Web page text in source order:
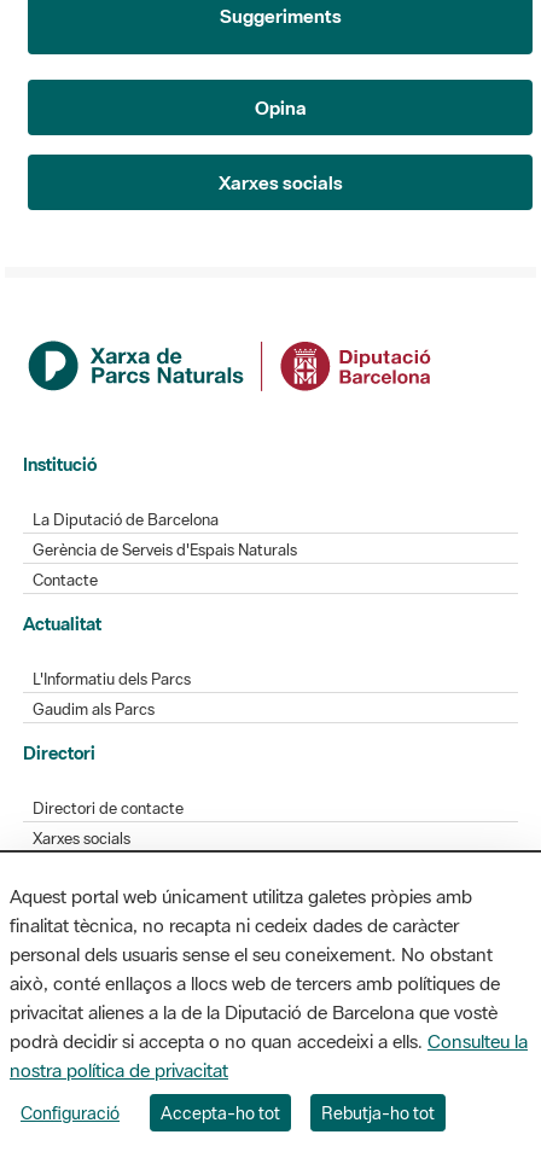
Suggeriments
Opina
Xarxes socials
Institució
La Diputació de Barcelona
Gerència de Serveis d'Espais Naturals
Contacte
Actualitat
L'Informatiu dels Parcs
Gaudim als Parcs
Directori
Directori de contacte
Xarxes socials
Bústia de suggeriments
Opineu sobre els parcs
MAPA WEB AVÍS LEGAL ACCESSIBILITAT
Diputació de Barcelona. Edifici Llacuna, 1a planta. Badajoz, 49. 08005
Barcelona. Tel. 934 022 428 / xarxaparcs@diba.cat
Aquest portal web únicament utilitza galetes pròpies amb
finalitat tècnica, no recapta ni cedeix dades de caràcter
personal dels usuaris sense el seu coneixement. No obstant
això, conté enllaços a llocs web de tercers amb polítiques de
privacitat alienes a la de la Diputació de Barcelona que vostè
podrà decidir si accepta o no quan accedeixi a ells. Consulteu la
nostra política de privacitat
Configuració Accepta-ho tot Rebutja-ho tot